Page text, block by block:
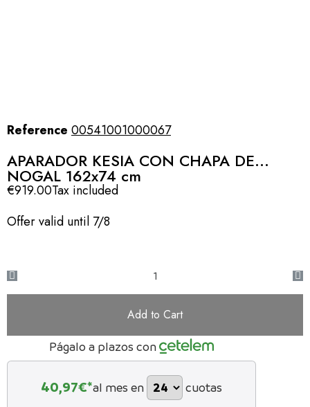
Reference 00541001000067
APARADOR KESIA CON CHAPA DE
NOGAL 162x74 cm
€919.00Tax included
Offer valid until 7/8
Add to Cart
Págalo a plazos con
40,97€*al mes en cuotas